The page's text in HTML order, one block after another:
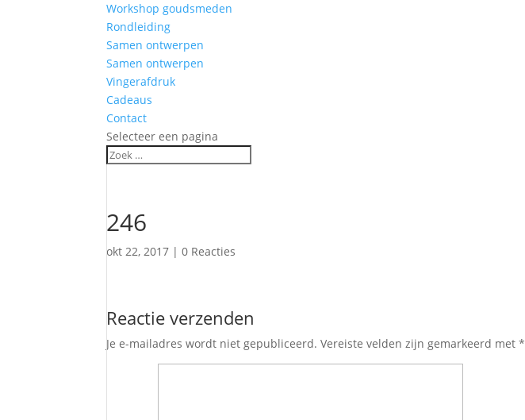
Workshop goudsmeden
Rondleiding
Samen ontwerpen
Samen ontwerpen
Vingerafdruk
Cadeaus
Contact
Selecteer een pagina
246
okt 22, 2017 |0 Reacties
Reactie verzenden
Je e-mailadres wordt niet gepubliceerd. Vereiste velden zijn gemarkeerd met*